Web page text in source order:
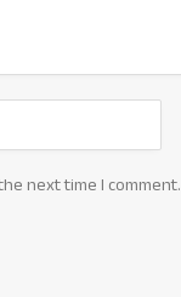
next time I comment.